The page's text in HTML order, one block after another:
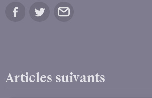
Share on Facebook
Share on Twitter
Share by email
Articles suivants